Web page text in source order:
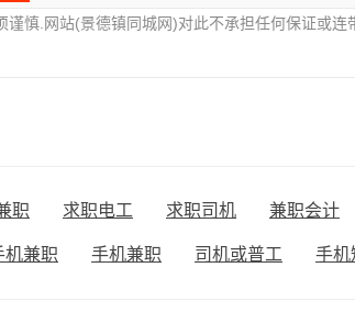
谨慎.网站(景德镇同城网)对此不承担任何保证或
职 求职电工 求职司机 兼职会计
机兼职 手机兼职 司机或普工 手机